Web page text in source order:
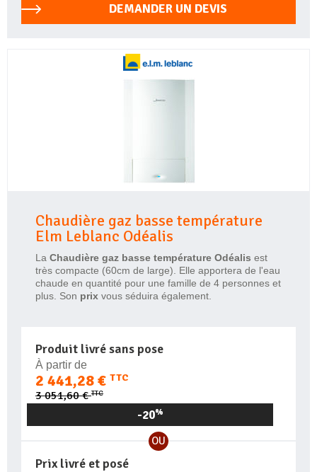
DEMANDER UN DEVIS
Chaudière gaz basse température
Elm Leblanc Odéalis
La Chaudière gaz basse température Odéalis est
très compacte (60cm de large). Elle apportera de l'eau
chaude en quantité pour une famille de 4 personnes et
plus. Son prix vous séduira également.
Produit livré sans pose
À partir de
2 441,28 € TTC
3 051,60 €TTC
-20%
OU
Prix livré et posé